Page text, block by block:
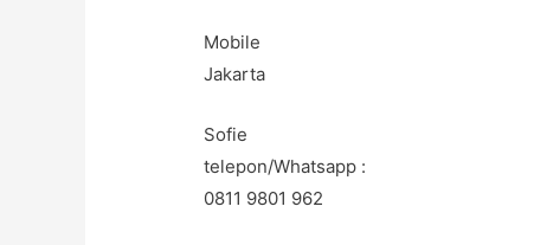
Mobile
Jakarta
Sofie
telepon/Whatsapp :
0811 9801 962